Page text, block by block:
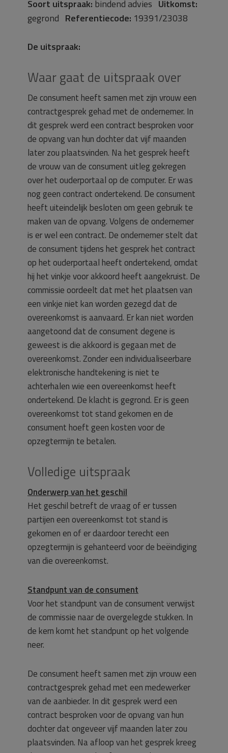
Soort uitspraak: bindend advies Uitkomst:
gegrond Referentiecode: 19391/23038
De uitspraak:
Waar gaat de uitspraak over
De consument heeft samen met zijn vrouw een
contractgesprek gehad met de ondernemer. In
dit gesprek werd een contract besproken voor
de opvang van hun dochter dat vijf maanden
later zou plaatsvinden. Na het gesprek heeft
de vrouw van de consument uitleg gekregen
over het ouderportaal op de computer. Er was
nog geen contract ondertekend. De consument
heeft uiteindelijk besloten om geen gebruik te
maken van de opvang. Volgens de ondernemer
is er wel een contract. De ondernemer stelt dat
de consument tijdens het gesprek het contract
op het ouderportaal heeft ondertekend, omdat
hij het vinkje voor akkoord heeft aangekruist. De
commissie oordeelt dat met het plaatsen van
een vinkje niet kan worden gezegd dat de
overeenkomst is aanvaard. Er kan niet worden
aangetoond dat de consument degene is
geweest is die akkoord is gegaan met de
overeenkomst. Zonder een individualiseerbare
elektronische handtekening is niet te
achterhalen wie een overeenkomst heeft
ondertekend. De klacht is gegrond. Er is geen
overeenkomst tot stand gekomen en de
consument hoeft geen kosten voor de
opzegtermijn te betalen.
Volledige uitspraak
Onderwerp van het geschil
Het geschil betreft de vraag of er tussen
partijen een overeenkomst tot stand is
gekomen en of er daardoor terecht een
opzegtermijn is gehanteerd voor de beëindiging
van die overeenkomst.
Standpunt van de consument
Voor het standpunt van de consument verwijst
de commissie naar de overgelegde stukken. In
de kern komt het standpunt op het volgende
neer.
De consument heeft samen met zijn vrouw een
contractgesprek gehad met een medewerker
van de aanbieder. In dit gesprek werd een
contract besproken voor de opvang van hun
dochter dat ongeveer vijf maanden later zou
plaatsvinden. Na afloop van het gesprek kreeg